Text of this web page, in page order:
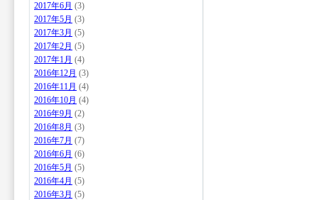
2017年6月 (3)
2017年5月 (3)
2017年3月 (5)
2017年2月 (5)
2017年1月 (4)
2016年12月 (3)
2016年11月 (4)
2016年10月 (4)
2016年9月 (2)
2016年8月 (3)
2016年7月 (7)
2016年6月 (6)
2016年5月 (5)
2016年4月 (5)
2016年3月 (5)